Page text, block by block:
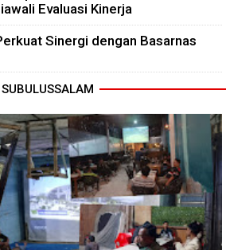
Evaluasi Kinerja
Sinergi dengan Basarnas
SUBULUSSALAM